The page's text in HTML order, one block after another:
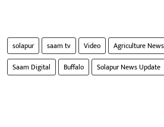
solapur saam tv Video Agriculture
Saam Digital
Buffalo Solapur News Update